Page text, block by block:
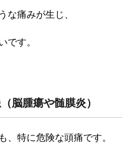
な痛みが生じ、
です。
脳腫瘍や髄膜炎）
、特に危険な頭痛です。